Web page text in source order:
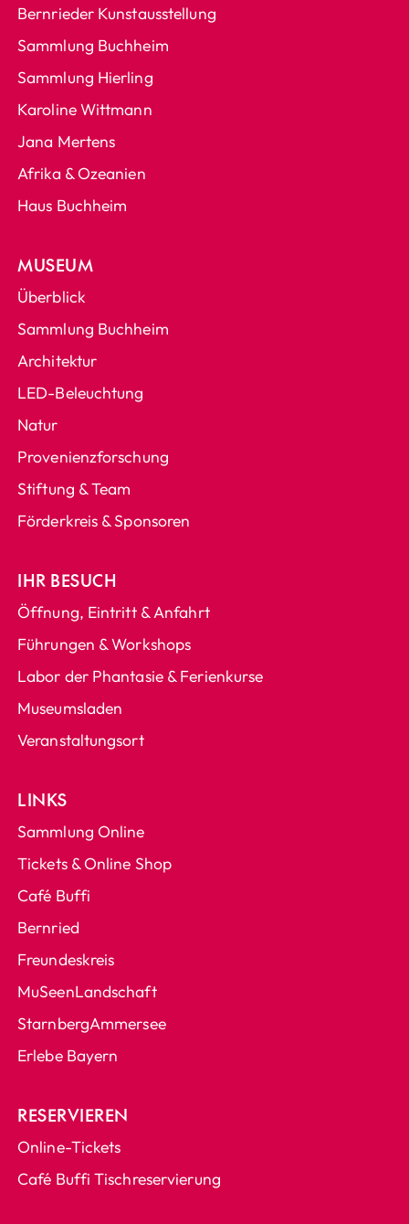
Bernrieder Kunstausstellung
Sammlung Buchheim
Sammlung Hierling
Karoline Wittmann
Jana Mertens
Afrika & Ozeanien
Haus Buchheim
MUSEUM
Überblick
Sammlung Buchheim
Architektur
LED-Beleuchtung
Natur
Provenienzforschung
Stiftung & Team
Förderkreis & Sponsoren
IHR BESUCH
Öffnung, Eintritt & Anfahrt
Führungen & Workshops
Labor der Phantasie & Ferienkurse
Museumsladen
Veranstaltungsort
LINKS
Sammlung Online
Tickets & Online Shop
Café Buffi
Bernried
Freundeskreis
MuSeenLandschaft
StarnbergAmmersee
Erlebe Bayern
RESERVIEREN
Online-Tickets
Café Buffi Tischreservierung